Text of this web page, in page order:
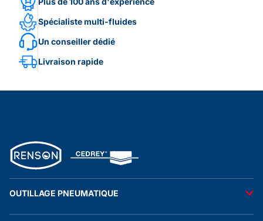
Spécialiste multi-fluides
Un conseiller dédié
Livraison rapide
OUTILLAGE PNEUMATIQUE